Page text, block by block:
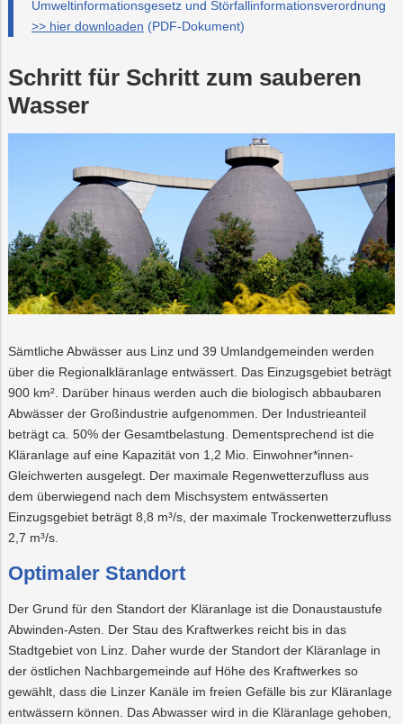
Beratung
&
Tarife
Wasser
Mobilität
Abschied
Kulturzeit
Umweltinformationsgesetz und Störfallinformationsverordnung
>> hier downloaden (PDF-Dokument)
Schritt für Schritt zum sauberen
Wasser
Sämtliche Abwässer aus Linz und 39 Umlandgemeinden werden
über die Regionalkläranlage entwässert. Das Einzugsgebiet beträgt
900 km². Darüber hinaus werden auch die biologisch abbaubaren
Abwässer der Großindustrie aufgenommen. Der Industrieanteil
beträgt ca. 50% der Gesamtbelastung. Dementsprechend ist die
Kläranlage auf eine Kapazität von 1,2 Mio. Einwohner*innen-
Gleichwerten ausgelegt. Der maximale Regenwetterzufluss aus
dem überwiegend nach dem Mischsystem entwässerten
Einzugsgebiet beträgt 8,8 m³/s, der maximale Trockenwetterzufluss
2,7 m³/s.
Optimaler Standort
Der Grund für den Standort der Kläranlage ist die Donaustaustufe
Abwinden-Asten. Der Stau des Kraftwerkes reicht bis in das
Stadtgebiet von Linz. Daher wurde der Standort der Kläranlage in
der östlichen Nachbargemeinde auf Höhe des Kraftwerkes so
gewählt, dass die Linzer Kanäle im freien Gefälle bis zur Kläranlage
entwässern können. Das Abwasser wird in die Kläranlage gehoben,